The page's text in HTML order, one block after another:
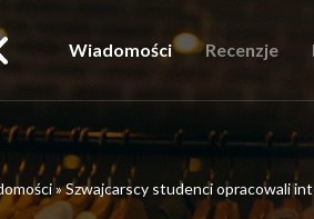
Wiadomości Recenzje
»Szwajcarscy studenci opracowali